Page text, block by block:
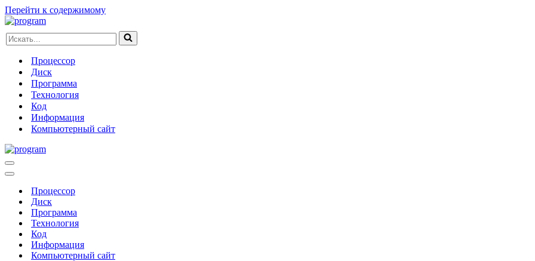
Перейти к содержимому
Искать...
Процессор
Диск
Программа
Технология
Код
Информация
Компьютерный сайт
Меню
навигации
Меню
навигацииПроцессор
Диск
Программа
Технология
Код
Информация
Компьютерный сайт